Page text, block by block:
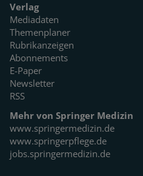
Verlag
Mediadaten
Themenplaner
Rubrikanzeigen
Abonnements
E-Paper
Newsletter
RSS
Mehr von Springer Medizin
www.springermedizin.de
www.springerpflege.de
jobs.springermedizin.de